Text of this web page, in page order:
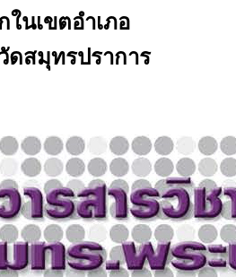
นเขตอำเภอ
ดสมุทรปราการ